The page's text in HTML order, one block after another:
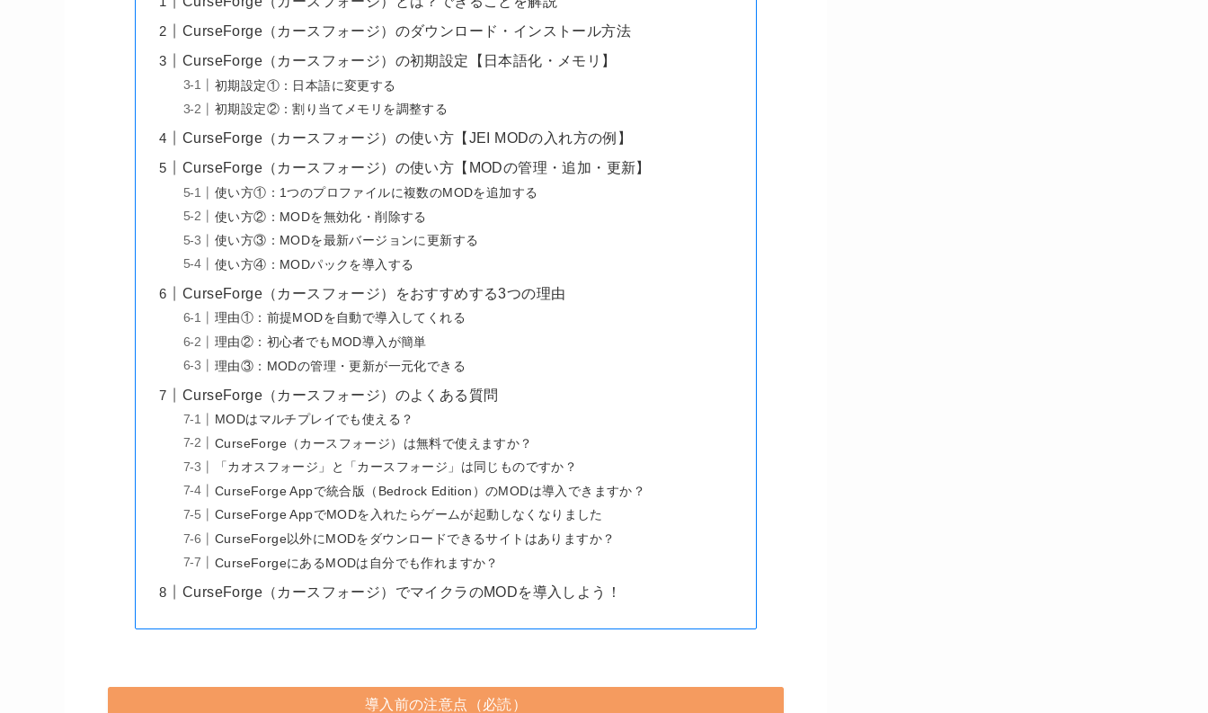
CurseForge（カースフォージ）のダウンロード・インストール方法
CurseForge（カースフォージ）の初期設定【日本語化・メモリ】
初期設定①：日本語に変更する
初期設定②：割り当てメモリを調整する
CurseForge（カースフォージ）の使い方【JEI MODの入れ方の例】
CurseForge（カースフォージ）の使い方【MODの管理・追加・更新】
使い方①：1つのプロファイルに複数のMODを追加する
使い方②：MODを無効化・削除する
使い方③：MODを最新バージョンに更新する
使い方④：MODパックを導入する
CurseForge（カースフォージ）をおすすめする3つの理由
理由①：前提MODを自動で導入してくれる
理由②：初心者でもMOD導入が簡単
理由③：MODの管理・更新が一元化できる
CurseForge（カースフォージ）のよくある質問
MODはマルチプレイでも使える？
CurseForge（カースフォージ）は無料で使えますか？
「カオスフォージ」と「カースフォージ」は同じものですか？
CurseForge Appで統合版（Bedrock Edition）のMODは導入できますか？
CurseForge AppでMODを入れたらゲームが起動しなくなりました
CurseForge以外にMODをダウンロードできるサイトはありますか？
CurseForgeにあるMODは自分でも作れますか？
CurseForge（カースフォージ）でマイクラのMODを導入しよう！
導入前の注意点（必読）